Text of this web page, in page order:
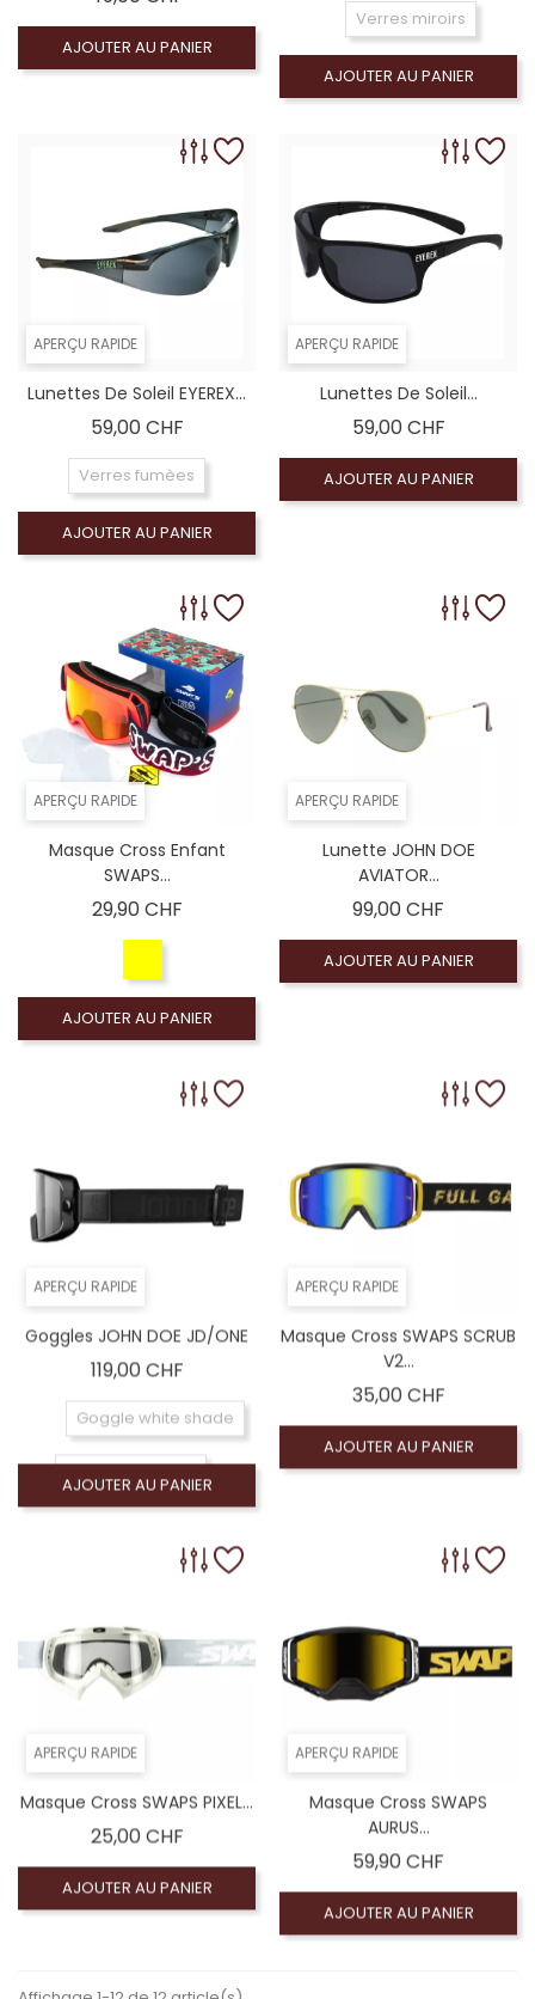
AJOUTER AU PANIER
Verres miroirs
AJOUTER AU PANIER
APERÇU RAPIDE
Lunettes De Soleil EYEREX...
59,00 CHFPrix
Verres fumèes
AJOUTER AU PANIER
APERÇU RAPIDE
Lunettes De Soleil...
59,00 CHFPrix
AJOUTER AU PANIER
APERÇU RAPIDE
Masque Cross Enfant
SWAPS...
29,90 CHFPrix
AJOUTER AU PANIER
APERÇU RAPIDE
Lunette JOHN DOE
AVIATOR...
99,00 CHF
AJOUTER AU PANIER
APERÇU RAPIDE
Goggles JOHN DOE JD/ONE
119,00 CHFPrix
Goggle white shade
Goggle midnight
AJOUTER AU PANIER
APERÇU RAPIDE
Masque Cross SWAPS SCRUB
V2...
35,00 CHFPrix
AJOUTER AU PANIER
APERÇU RAPIDE
Masque Cross SWAPS PIXEL...
25,00 CHFPrix
AJOUTER AU PANIER
APERÇU RAPIDE
Masque Cross SWAPS
AURUS...
59,90 CHF
AJOUTER AU PANIER